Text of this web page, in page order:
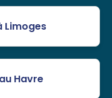
Limoges
Havre